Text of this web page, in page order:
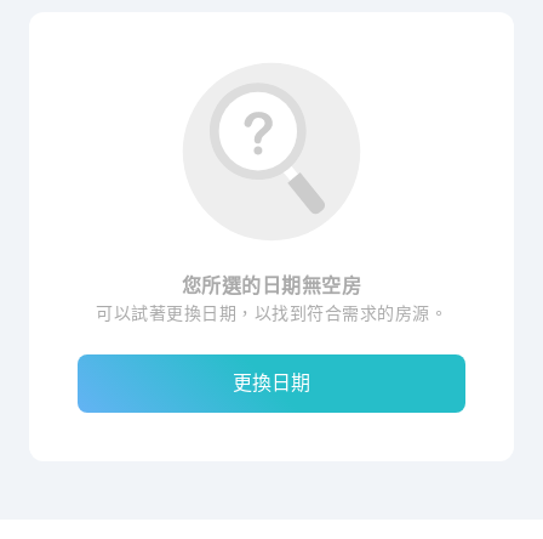
您所選的日期無空房
可以試著更換日期，以找到符合需求的房源。
更換日期